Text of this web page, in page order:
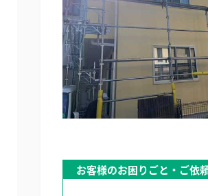
お客様のお困りごと・ご依